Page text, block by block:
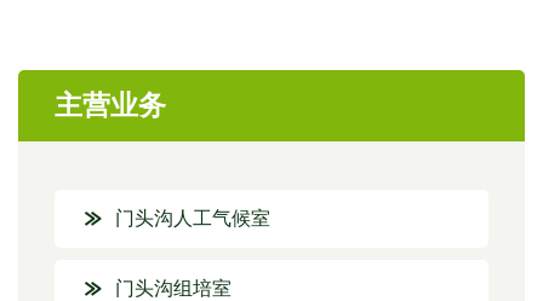
主营业务
门头沟人工气候室
门头沟组培室